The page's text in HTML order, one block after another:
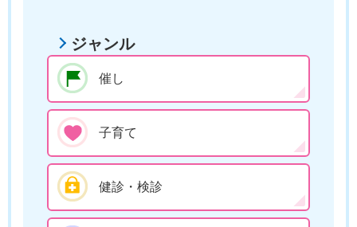
ジャンル
催し
子育て
健診・検診